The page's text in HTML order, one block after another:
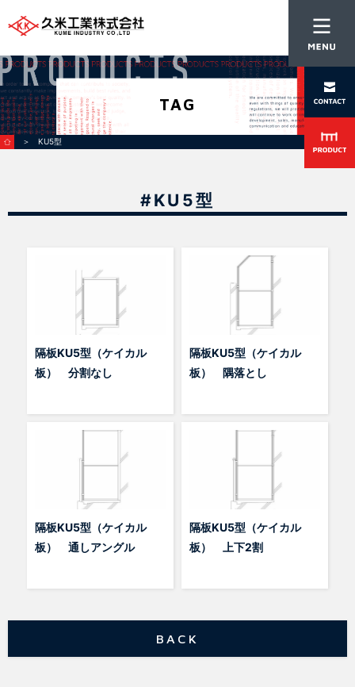
TAG
＞ KU5型
#KU5型
隔板KU5型（ケイカル
板） 分割なし
隔板KU5型（ケイカル
板） 隅落とし
隔板KU5型（ケイカル
板） 通しアングル
隔板KU5型（ケイカル
板） 上下2割
BACK